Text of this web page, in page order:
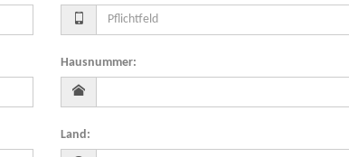
Hausnummer:
Land :